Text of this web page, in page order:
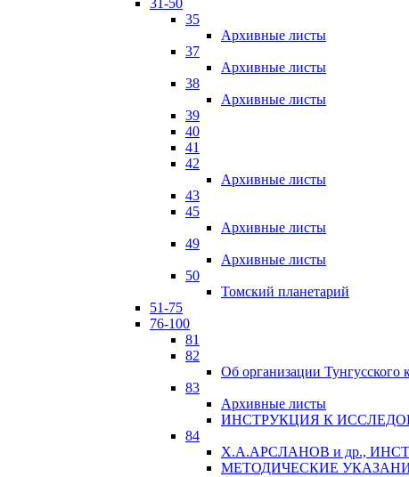
31-50
35
Архивные листы
37
Архивные листы
38
Архивные листы
39
40
41
42
Архивные листы
43
45
Архивные листы
49
Архивные листы
50
Томский планетарий
51-75
76-100
81
82
Об организации Тунгусского
83
Архивные листы
ИНСТРУКЦИЯ К
84
Х.А.АРСЛАНОВ и др.,
МЕТОДИЧЕСКИЕ